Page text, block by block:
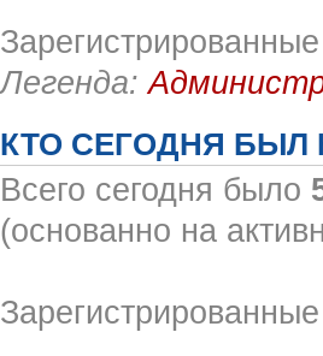
Легенда:
КТО СЕГОДНЯ БЫЛ
Всего сегодня было
(основанно на